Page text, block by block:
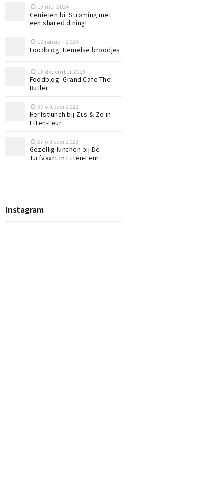
13 mei 2024
Genieten bij Strøming met
een shared dining!
10 januari 2024
Foodblog: Hemelse broodjes
13 december 2023
Foodblog: Grand Cafe The
Butler
30 oktober 2023
Herfstlunch bij Zus & Zo in
Etten-Leur
27 oktober 2023
Gezellig lunchen bij De
Turfvaart in Etten-Leur
Instagram